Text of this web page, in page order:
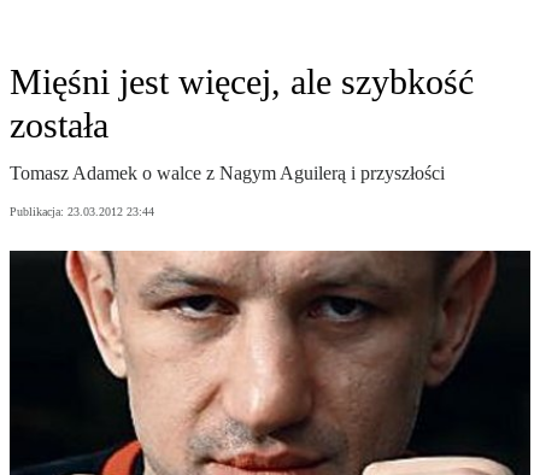
Mięśni jest więcej, ale szybkość
została
Tomasz Adamek o walce z Nagym Aguilerą i przyszłości
Publikacja: 23.03.2012 23:44